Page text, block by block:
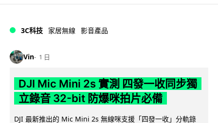
3C科技 家居無線 影音產品
Vin 1 日
DJI Mic Mini 2s 實測 四發一收同步獨
立錄音 32-bit 防爆咪拍片必備
DJI 最新推出的 Mic Mini 2s 無線咪支援「四發一收」分軌錄